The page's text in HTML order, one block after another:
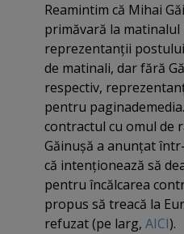
Reamintim că Mihai
primăvară la matinalul
reprezentanţii
de matinali, dar fără
respectiv,
pentru
contractul cu omul de
Găinuşă a anunţat
că intenţionează să
pentru încălcarea
propus să treacă la
refuzat (pe larg, AICI).